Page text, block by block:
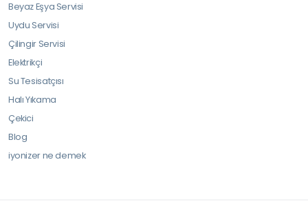
Beyaz Eşya Servisi
Uydu Servisi
Çilingir Servisi
Elektrikçi
Su Tesisatçısı
Halı Yıkama
Çekici
Blog
iyonizer ne demek